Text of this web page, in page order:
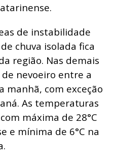
de instabilidade
chuva isolada fica
região. Nas demais
nevoeiro entre a
manhã, com exceção
As temperaturas
máxima de 28°C
e mínima de 6°C na